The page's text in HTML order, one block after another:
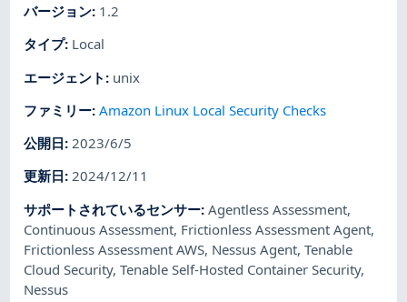
バージョン: 1.2
タイプ: Local
エージェント : unix
ファミリー:Amazon Linux Local Security Checks
公開日:2023/6/5
更新日:2024/12/11
サポートされているセンサー:Agentless Assessment,
Continuous Assessment, Frictionless Assessment Agent,
Frictionless Assessment AWS, Nessus Agent,Tenable
Cloud Security,Tenable Self-Hosted Container Security,
Nessus